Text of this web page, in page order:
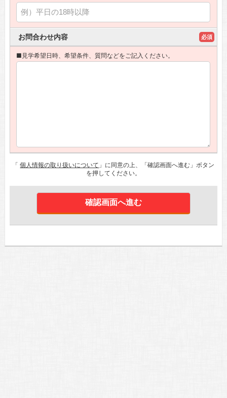
お問合わせ内容 必須
■見学希望日時、希望条件、質問などをご記入ください。
「個人情報の取り扱いについて 」に同意の上、「確認画面へ進む」ボタン
を押してください。